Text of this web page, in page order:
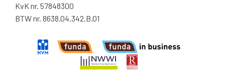
KvK nr. 57848300
BTW nr. 8638.04.342.B.01